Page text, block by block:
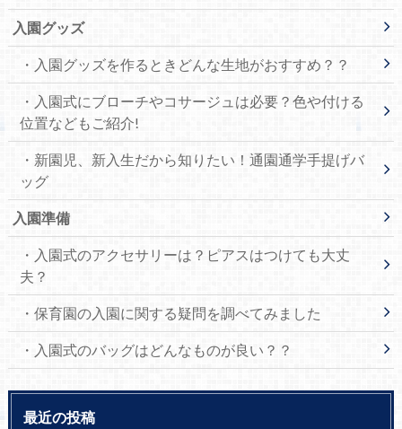
入園グッズ
・入園グッズを作るときどんな生地がおすすめ？？
・入園式にブローチやコサージュは必要？色や付ける
位置などもご紹介!
・新園児、新入生だから知りたい！通園通学手提げバ
ッグ
入園準備
・入園式のアクセサリーは？ピアスはつけても大丈
夫？
・保育園の入園に関する疑問を調べてみました
・入園式のバッグはどんなものが良い？？
最近の投稿